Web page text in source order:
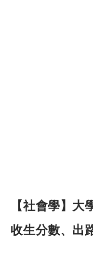
【社會學】大
收生分數、出